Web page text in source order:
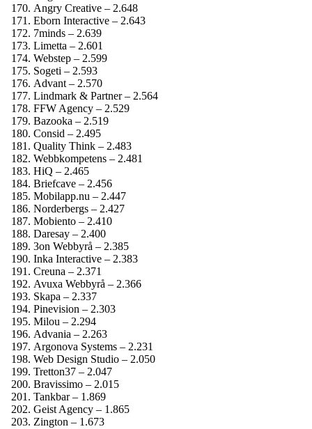
Angry Creative – 2.648
Eborn Interactive – 2.643
7minds – 2.639
Limetta – 2.601
Webstep – 2.599
Sogeti – 2.593
Advant – 2.570
Lindmark & Partner – 2.564
FFW Agency – 2.529
Bazooka – 2.519
Consid – 2.495
Quality Think – 2.483
Webbkompetens – 2.481
HiQ – 2.465
Briefcave – 2.456
Mobilapp.nu – 2.447
Norderbergs – 2.427
Mobiento – 2.410
Daresay – 2.400
3on Webbyrå – 2.385
Inka Interactive – 2.383
Creuna – 2.371
Avuxa Webbyrå – 2.366
Skapa – 2.337
Pinevision – 2.303
Milou – 2.294
Advania – 2.263
Argonova Systems – 2.231
Web Design Studio – 2.050
Tretton37 – 2.047
Bravissimo – 2.015
Tankbar – 1.869
Geist Agency – 1.865
Zington – 1.673